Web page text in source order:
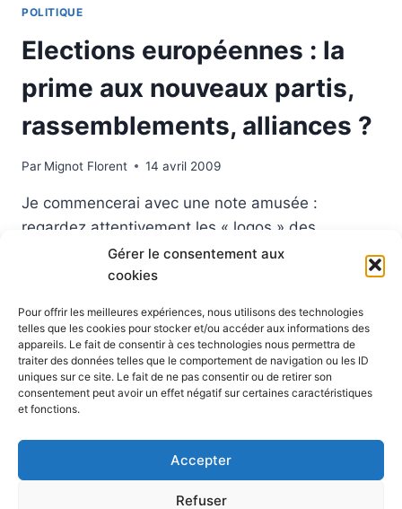
Gérer le consentement aux
cookies
Pour offrir les meilleures expériences, nous utilisons des technologies
telles que les cookies pour stocker et/ou accéder aux informations des
appareils. Le fait de consentir à ces technologies nous permettra de
traiter des données telles que le comportement de navigation ou les ID
uniques sur ce site. Le fait de ne pas consentir ou de retirer son
consentement peut avoir un effet négatif sur certaines caractéristiques
et fonctions.
Accepter
Refuser
POLITIQUE
Elections européennes : la
prime aux nouveaux partis,
rassemblements, alliances ?
Par Mignot Florent 14 avril 2009
Je commencerai avec une note amusée :
regardez attentivement les « logos » des
différentes formations politiques pour ces
élections européennes… L’étoile ou les étoiles
tous s’y mettent. De l’extreme gauche à l’extreme
droite, de gauche à droite, ces élections
européennes sont marqués par des alliances,…
LIRE LA SUITE
PRIME